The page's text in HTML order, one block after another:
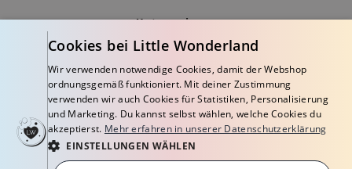
Kategorien
Info
Cookies bei Little Wonderland
Wir verwenden notwendige Cookies, damit der Webshop
ordnungsgemäß funktioniert. Mit deiner Zustimmung
verwenden wir auch Cookies für Statistiken, Personalisierung
und Marketing. Du kannst selbst wählen, welche Cookies du
akzeptierst. Mehr erfahren in unserer Datenschutzerklärung
EINSTELLUNGEN WÄHLEN